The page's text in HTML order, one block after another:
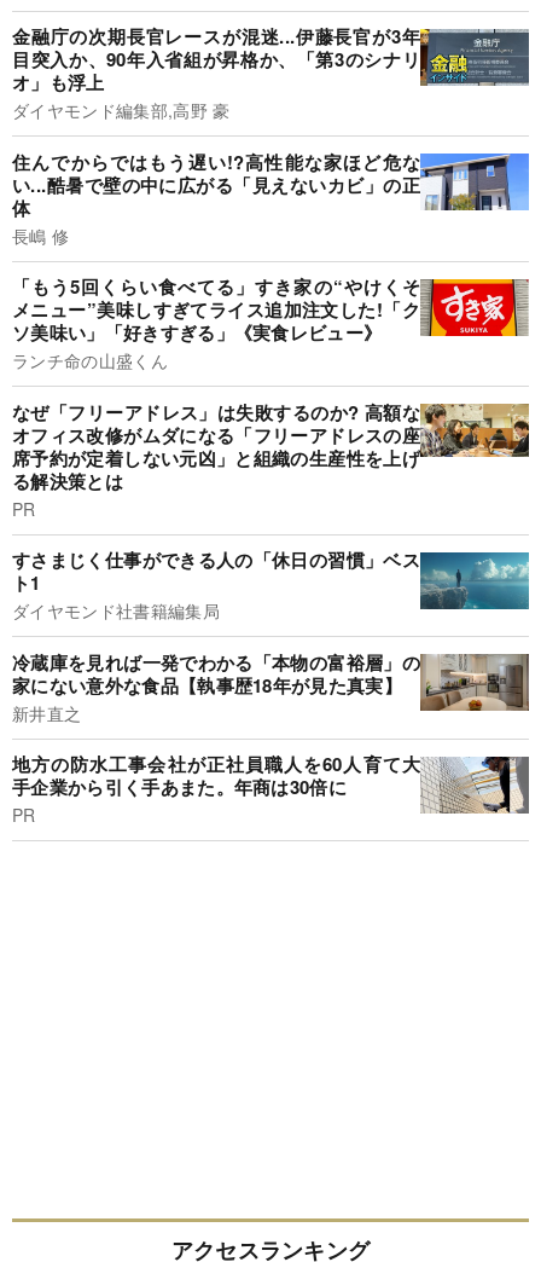
金融庁の次期長官レースが混迷...伊藤長官が3年
目突入か、90年入省組が昇格か、「第3のシナリ
オ」も浮上
ダイヤモンド編集部,高野 豪
住んでからではもう遅い!?高性能な家ほど危な
い...酷暑で壁の中に広がる「見えないカビ」の正
体
長嶋 修
「もう5回くらい食べてる」すき家の“やけくそ
メニュー”美味しすぎてライス追加注文した!「ク
ソ美味い」「好きすぎる」《実食レビュー》
ランチ命の山盛くん
なぜ「フリーアドレス」は失敗するのか? 高額な
オフィス改修がムダになる「フリーアドレスの座
席予約が定着しない元凶」と組織の生産性を上げ
る解決策とは
PR
すさまじく仕事ができる人の「休日の習慣」ベス
ト1
ダイヤモンド社書籍編集局
冷蔵庫を見れば一発でわかる「本物の富裕層」の
家にない意外な食品【執事歴18年が見た真実】
新井直之
地方の防水工事会社が正社員職人を60人育て大
手企業から引く手あまた。年商は30倍に
PR
アクセスランキング